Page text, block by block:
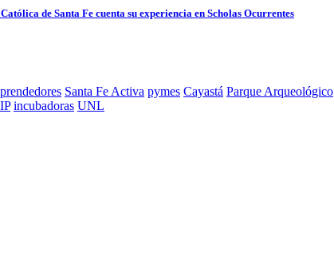
de Santa Fe cuenta su experiencia en Scholas Ocurrentes
Santa Fe Activa pymes Cayastá Parque Arqueológico
incubadoras UNL